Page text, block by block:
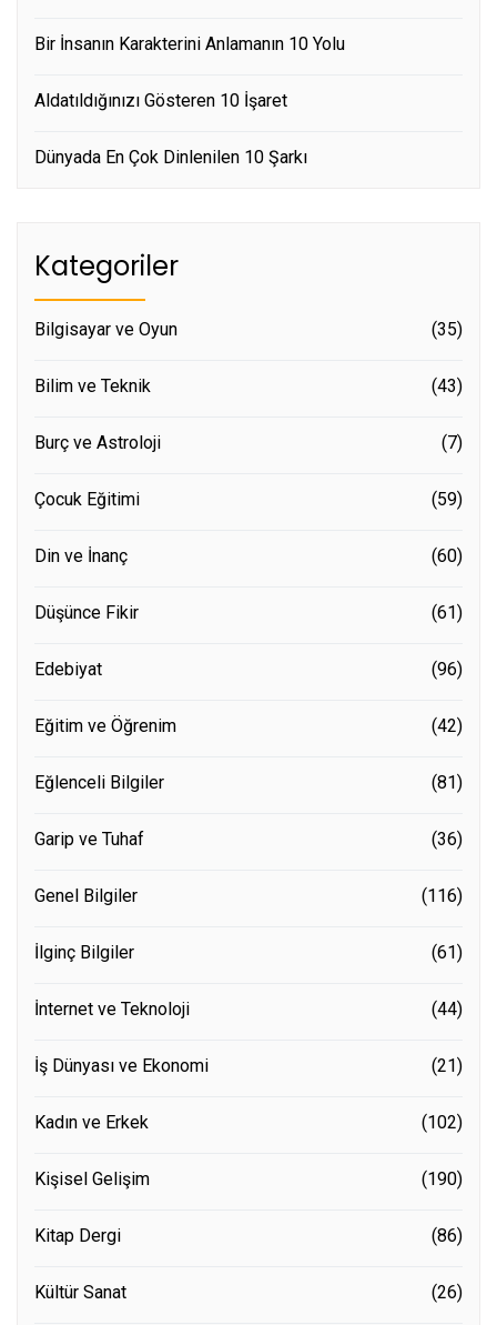
Bir İnsanın Karakterini Anlamanın 10 Yolu
Aldatıldığınızı Gösteren 10 İşaret
Dünyada En Çok Dinlenilen 10 Şarkı
Kategoriler
Bilgisayar ve Oyun (35)
Bilim ve Teknik (43)
Burç ve Astroloji (7)
Çocuk Eğitimi (59)
Din ve İnanç (60)
Düşünce Fikir (61)
Edebiyat (96)
Eğitim ve Öğrenim (42)
Eğlenceli Bilgiler (81)
Garip ve Tuhaf (36)
Genel Bilgiler (116)
İlginç Bilgiler (61)
İnternet ve Teknoloji (44)
İş Dünyası ve Ekonomi (21)
Kadın ve Erkek (102)
Kişisel Gelişim (190)
Kitap Dergi (86)
Kültür Sanat (26)